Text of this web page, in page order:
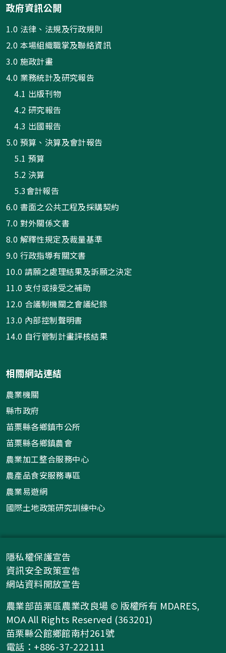
政府資訊公開
1.0 法律、法規及行政規則
2.0 本場組織職掌及聯絡資訊
3.0 施政計畫
4.0 業務統計及研究報告
4.1 出版刊物
4.2 研究報告
4.3 出國報告
5.0 預算、決算及會計報告
5.1 預算
5.2 決算
5.3會計報告
6.0 書面之公共工程及採購契約
7.0 對外關係文書
8.0 解釋性規定及裁量基準
9.0 行政指導有關文書
10.0 請願之處理結果及訴願之決定
11.0 支付或接受之補助
12.0 合議制機關之會議紀錄
13.0 內部控制聲明書
14.0 自行管制計畫評核結果
相關網站連結
農業機關
縣市政府
苗栗縣各鄉鎮市公所
苗栗縣各鄉鎮農會
農業加工整合服務中心
農產品食安服務專區
農業易遊網
國際土地政策研究訓練中心
隱私權保護宣告
資訊安全政策宣告
網站資料開放宣告
農業部苗栗區農業改良場 © 版權所有 MDARES,
MOA All Rights Reserved (363201)
苗栗縣公館鄉館南村261號
電話：+886-37-222111